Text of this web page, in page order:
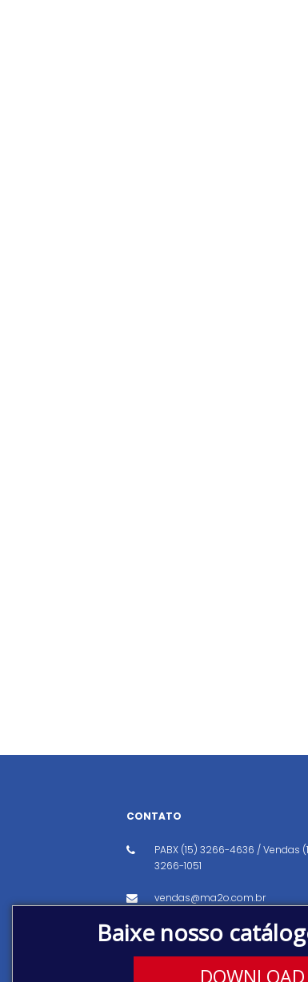
Baixe nosso
DOWNLOAD
CONTATO
PABX (15) 3266-4636 / Vendas
3266-1051
vendas@ma2o.com.br
Avenida dos Eucaliptos, 151,
Industrial, Iperó/SP CEP: 18560-